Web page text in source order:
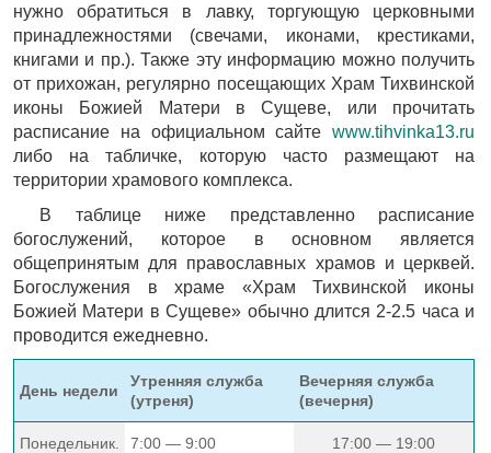
нужно обратиться в лавку, торгующую церковными
принадлежностями (свечами, иконами, крестиками,
книгами и пр.). Также эту информацию можно получить
от прихожан, регулярно посещающих Храм Тихвинской
иконы Божией Матери в Сущеве, или прочитать
расписание на официальном сайте www.tihvinka13.ru
либо на табличке, которую часто размещают на
территории храмового комплекса.
В таблице ниже представленно расписание
богослужений, которое в основном является
общепринятым для православных храмов и церквей.
Богослужения в храме «Храм Тихвинской иконы
Божией Матери в Сущеве» обычно длится 2-2.5 часа и
проводится ежедневно.
День недели
Утренняя служба
(утреня)
Вечерняя служба
(вечерня)
Понедельник. 7:00 — 9:00 17:00 — 19:00